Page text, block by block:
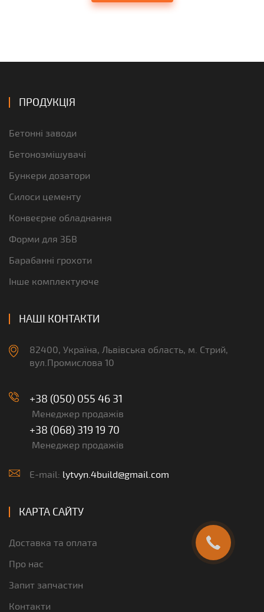
ПРОДУКЦІЯ
Бетонні заводи
Бетонозмішувачі
Бункери дозатори
Силоси цементу
Конвеєрне обладнання
Форми для ЗБВ
Барабанні грохоти
Інше комплектуюче
НАШІ КОНТАКТИ
82400, Україна, Львівська область, м. Стрий,
вул.Промислова 10
+38 (050) 055 46 31
Менеджер продажів
+38 (068) 319 19 70
Менеджер продажів
E-mail: lytvyn.4build@gmail.com
КАРТА САЙТУ
Доставка та оплата
Про нас
Запит запчастин
Контакти